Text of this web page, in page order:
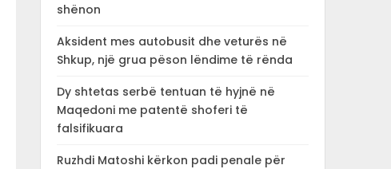
shënon
Aksident mes autobusit dhe veturës në
Shkup, një grua pëson lëndime të rënda
Dy shtetas serbë tentuan të hyjnë në
Maqedoni me patentë shoferi të
falsifikuara
Ruzhdi Matoshi kërkon padi penale për